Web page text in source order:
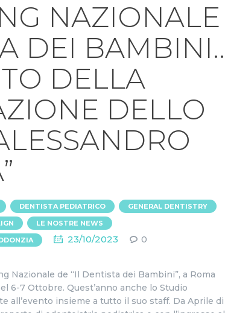
NAZIONALE
DEI BAMBINI..
DELLA
DELLO
DENTISTA PEDIATRICO GENERAL DENTISTRY
LE NOSTRE NEWS
23/10/2023 0
Nazionale de “Il Dentista dei Bambini”, a Roma
6-7 Ottobre. Quest’anno anche lo Studio
all’evento insieme a tutto il suo staff. Da Aprile di